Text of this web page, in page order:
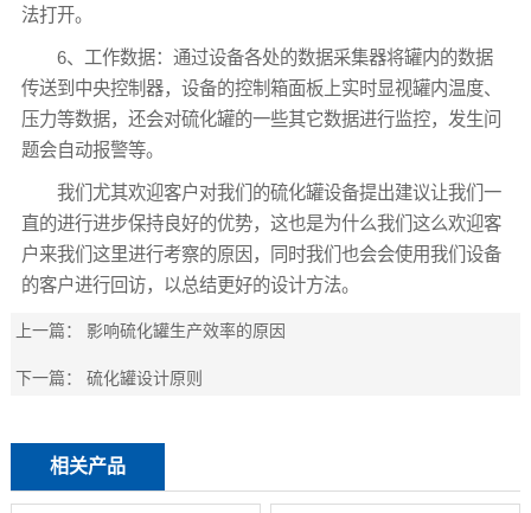
法打开。
6、工作数据：通过设备各处的数据采集器将罐内的数据
传送到中央控制器，设备的控制箱面板上实时显视罐内温度、
压力等数据，还会对硫化罐的一些其它数据进行监控，发生问
题会自动报警等。
我们尤其欢迎客户对我们的硫化罐设备提出建议让我们一
直的进行进步保持良好的优势，这也是为什么我们这么欢迎客
户来我们这里进行考察的原因，同时我们也会会使用我们设备
的客户进行回访，以总结更好的设计方法。
上一篇： 影响硫化罐生产效率的原因
下一篇：硫化罐设计原则
相关产品